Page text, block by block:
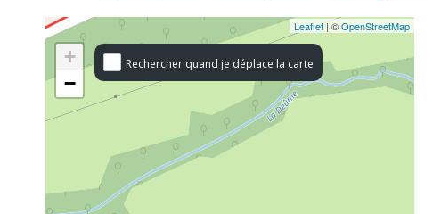
Rechercher quand je déplace la carte
+
−
Leaflet | ©OpenStreetMap